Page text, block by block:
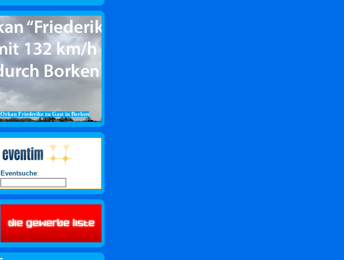
Orkan Friederike zu Gast in Borken
Eventsuche: